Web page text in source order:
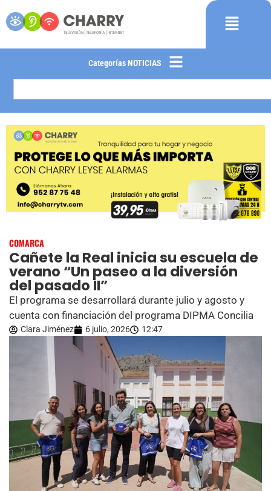
Categorías NOTICIAS
COMARCA
Cañete la Real inicia su escuela de
verano “Un paseo a la diversión
del pasado II”
El programa se desarrollará durante julio y agosto y
cuenta con financiación del programa DIPMA Concilia
Clara Jiménez 6 julio, 2026 12:47